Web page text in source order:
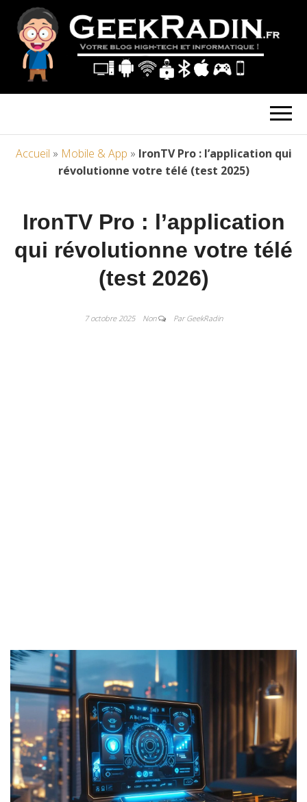
Accueil » Mobile & App » IronTV Pro : l’application qui
révolutionne votre télé (test 2025)
IronTV Pro : l’application
qui révolutionne votre télé
(test 2026)
7 octobre 2025 Non Par GeekRadin